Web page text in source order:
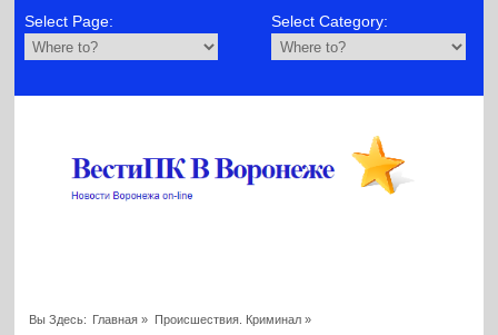
Select Page: Select Category:
Вы Здесь: Главная » Происшествия. Криминал»